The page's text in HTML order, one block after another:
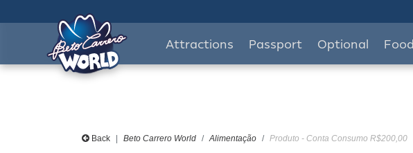
Attractions Passport Optional Food
Back Beto Carrero World Alimentação Produto - Conta Consumo R$200,00